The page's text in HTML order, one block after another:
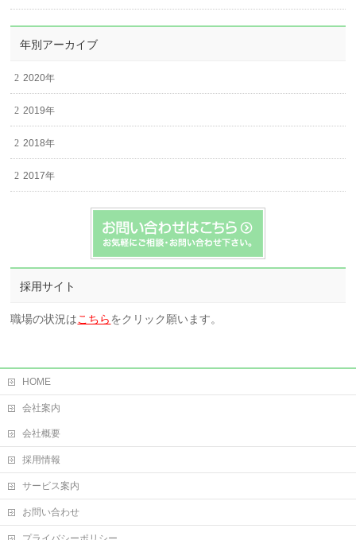
年別アーカイブ
2020年
2019年
2018年
2017年
採用サイト
職場の状況はこちらをクリック願います。
HOME
会社案内
会社概要
採用情報
サービス案内
お問い合わせ